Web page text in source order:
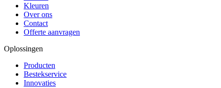
Kleuren
Over ons
Contact
Offerte aanvragen
Oplossingen
Producten
Bestekservice
Innovaties